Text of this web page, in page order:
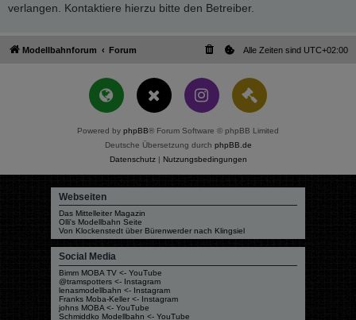
verlangen. Kontaktiere hierzu bitte den Betreiber.
Modellbahnforum Forum Alle Zeiten sind UTC+02:00
Powered by phpBB® Forum Software © phpBB Limited
Deutsche Übersetzung durch phpBB.de
Datenschutz| Nutzungsbedingungen
Webseiten
Das Mittelleiter Magazin
Olli's Modellbahn Seite
Von Klockenstedt über Bürenwerder nach Klingsiel
Social Media
Bimm MOBA TV <- YouTube
@tramspotters <- Instagram
lenasmodellbahn <- Instagram
Franks Moba-Keller <- Instagram
johns MOBA <- YouTube
Schmiddko Modellbahn <- YouTube